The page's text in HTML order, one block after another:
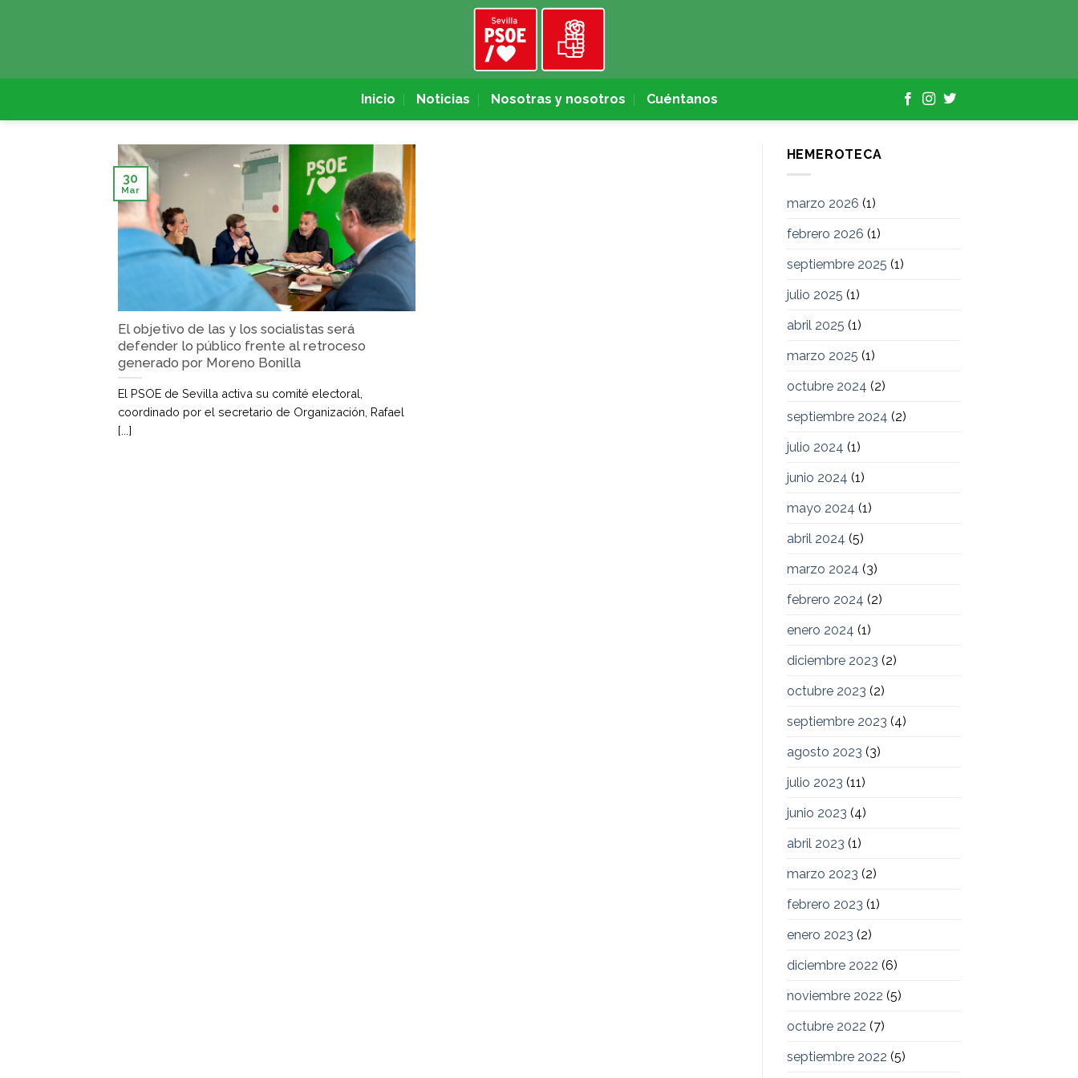
Inicio Noticias Nosotras y nosotros Cuéntanos
El objetivo de las y los socialistas será
defender lo público frente al retroceso
generado por Moreno Bonilla
El PSOE de Sevilla activa su comité electoral,
coordinado por el secretario de Organización, Rafael
[...]
30
Mar
HEMEROTECA
marzo 2026 (1)
febrero 2026 (1)
septiembre 2025 (1)
julio 2025 (1)
abril 2025 (1)
marzo 2025 (1)
octubre 2024 (2)
septiembre 2024 (2)
julio 2024 (1)
junio 2024 (1)
mayo 2024 (1)
abril 2024 (5)
marzo 2024 (3)
febrero 2024 (2)
enero 2024 (1)
diciembre 2023 (2)
octubre 2023 (2)
septiembre 2023 (4)
agosto 2023 (3)
julio 2023 (11)
junio 2023 (4)
abril 2023 (1)
marzo 2023 (2)
febrero 2023 (1)
enero 2023 (2)
diciembre 2022 (6)
noviembre 2022 (5)
octubre 2022 (7)
septiembre 2022 (5)